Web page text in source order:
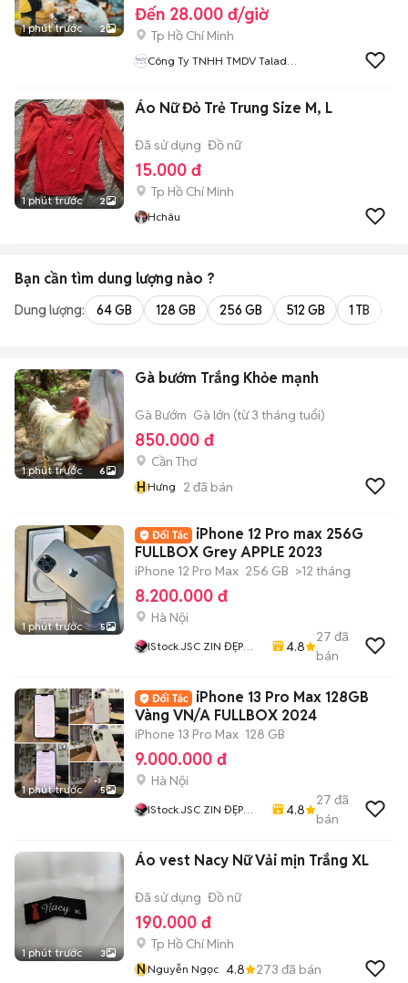
1 phút trước 2
Đến 28.000 đ/giờ
Tp Hồ Chí Minh
Công Ty TNHH TMDV Talad
1 phút trước 2
Áo Nữ Đỏ Trẻ Trung Size M, L
Đã sử dụng Đồ nữ
15.000 đ
Tp Hồ Chí Minh
Hchâu
Bạn cần tìm dung lượng nào ?
Dung lượng: 64 GB 128 GB 256 GB 512 GB 1 TB
1 phút trước 6
Gà bướm Trắng Khỏe mạnh
Gà Bướm Gà lớn (từ 3 tháng tuổi)
850.000 đ
Cần Thơ
HHưng 2 đã bán
1 phút trước 5
iPhone 12 Pro max 256G
FULLBOX Grey APPLE 2023
iPhone 12 Pro Max 256 GB >12 tháng
8.200.000 đ
Hà Nội
IStock.JSC ZIN ĐẸP
4.8
27 đã
bán
1 phút trước 5
iPhone 13 Pro Max 128GB
Vàng VN/A FULLBOX 2024
iPhone 13 Pro Max 128 GB
9.000.000 đ
Hà Nội
IStock.JSC ZIN ĐẸP
4.8
27 đã
bán
1 phút trước 3
Áo vest Nacy Nữ Vải mịn Trắng XL
Đã sử dụng Đồ nữ
190.000 đ
Tp Hồ Chí Minh
NNguyễn Ngọc 4.8 273 đã bán